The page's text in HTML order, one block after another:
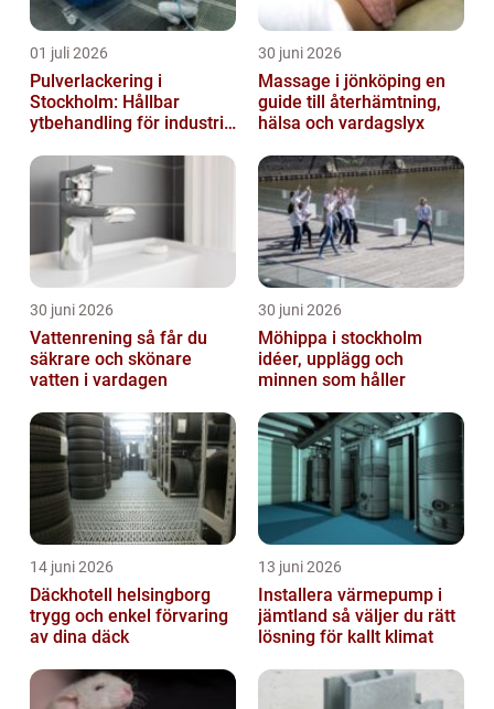
01 juli 2026
Pulverlackering i
Stockholm: Hållbar
ytbehandling för industri
30 juni 2026
Massage i jönköping en
guide till återhämtning,
hälsa och vardagslyx
30 juni 2026
Vattenrening så får du
säkrare och skönare
vatten i vardagen
30 juni 2026
Möhippa i stockholm
idéer, upplägg och
minnen som håller
14 juni 2026
Däckhotell helsingborg
trygg och enkel förvaring
av dina däck
13 juni 2026
Installera värmepump i
jämtland så väljer du rätt
lösning för kallt klimat